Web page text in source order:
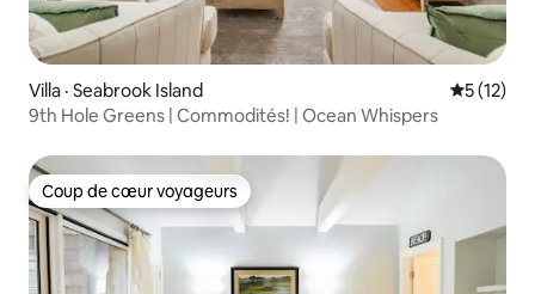
Villa · Seabrook Island Note
5 (12)
9th Hole Greens | Commodités! | Ocean Whispers
Coup de cœur voyageurs
Coup de cœur voyageurs